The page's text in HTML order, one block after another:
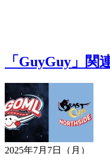
「GuyGuy」関
2025年7月7日（月）